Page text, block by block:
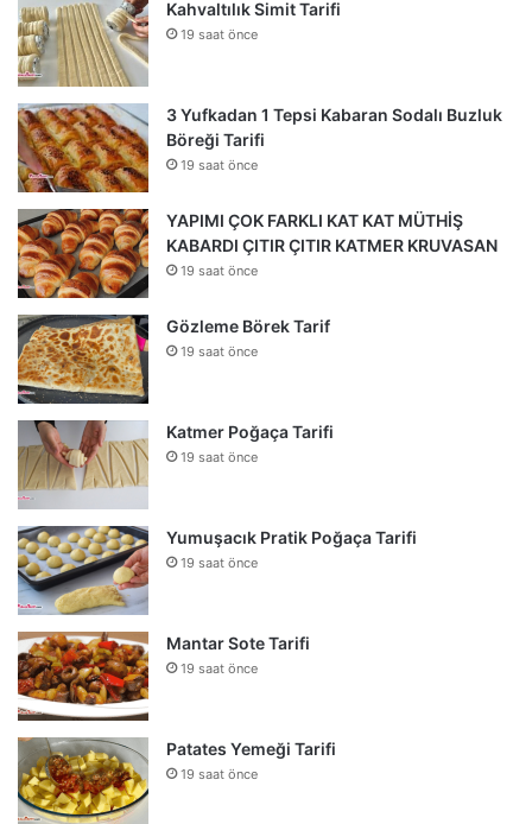
Kahvaltılık Simit Tarifi
19 saat önce
3 Yufkadan 1 Tepsi Kabaran Sodalı Buzluk
Böreği Tarifi
19 saat önce
YAPIMI ÇOK FARKLI KAT KAT MÜTHİŞ
KABARDI ÇITIR ÇITIR KATMER KRUVASAN
19 saat önce
Gözleme Börek Tarif
19 saat önce
Katmer Poğaça Tarifi
19 saat önce
Yumuşacık Pratik Poğaça Tarifi
19 saat önce
Mantar Sote Tarifi
19 saat önce
Patates Yemeği Tarifi
19 saat önce